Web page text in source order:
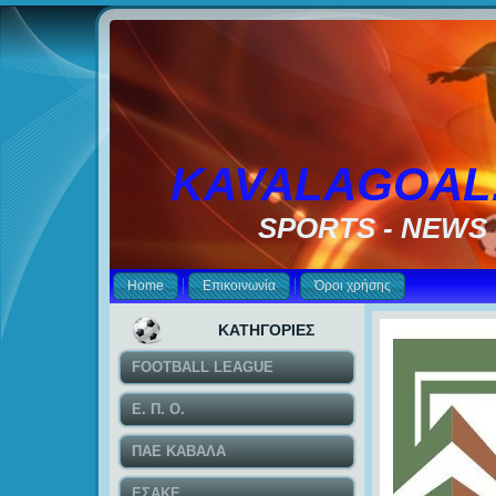
SPORTS - NEWS
Home Επικοινωνία Όροι χρήσης
ΚΑΤΗΓΟΡΙΕΣ
FOOTBALL LEAGUE
Ε. Π. Ο.
ΠΑΕ ΚΑΒΑΛΑ